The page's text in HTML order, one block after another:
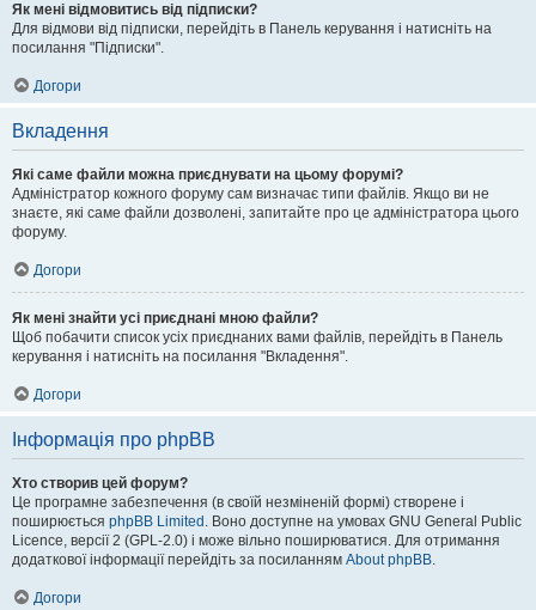
Як мені відмовитись від підписки?
Для відмови від підписки, перейдіть в Панель керування і натисніть на
посилання "Підписки".
Догори
Вкладення
Які саме файли можна приєднувати на цьому форумі?
Адміністратор кожного форуму сам визначає типи файлів. Якщо ви не
знаєте, які саме файли дозволені, запитайте про це адміністратора цього
форуму.
Догори
Як мені знайти усі приєднані мною файли?
Щоб побачити список усіх приєднаних вами файлів, перейдіть в Панель
керування і натисніть на посилання "Вкладення".
Догори
Інформація про phpBB
Хто створив цей форум?
Це програмне забезпечення (в своїй незміненій формі) створене і
поширюється phpBB Limited . Воно доступне на умовах GNU General Public
Licence, версії 2 (GPL-2.0) і може вільно поширюватися. Для отримання
додаткової інформації перейдіть за посиланням About phpBB.
Догори